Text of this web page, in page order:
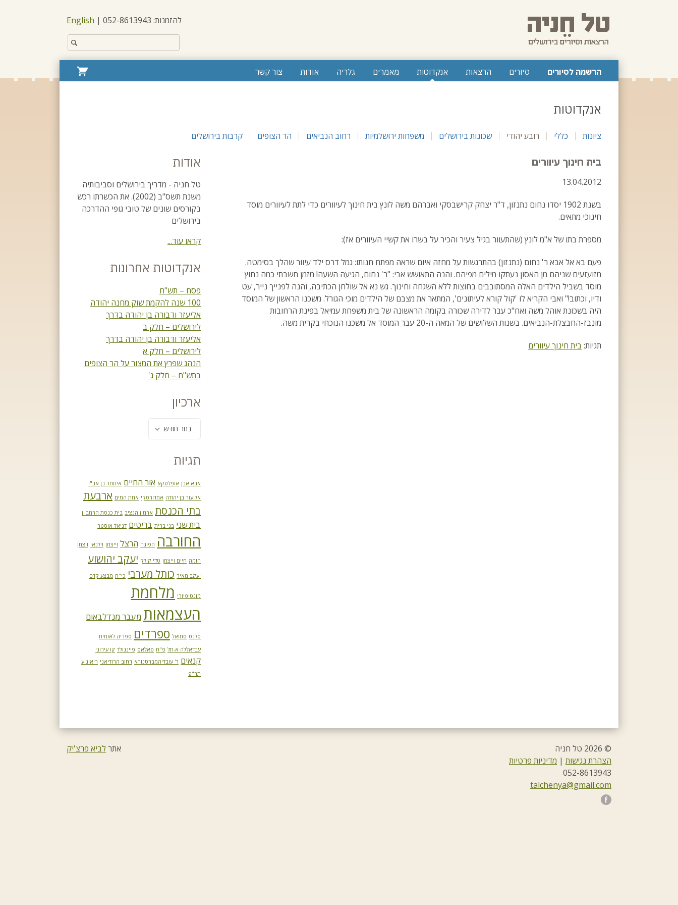
להזמנות: 052-8613943 |
English
באתר:
הרשמה לסיורים סיורים הרצאות אנקדוטות מאמרים גלריה אודות צור קשר
עגלת
אנקדוטות
ציונות כללי רובע יהודי שכונות בירושלים משפחות ירושלמיות רחוב הנביאים הר הצופים קרבות בירושלים
בית חינוך עיוורים
13.04.2012
בשנת 1902 יסדו נחום נתנזון, ד"ר יצחק קרישבסקי ואברהם משה לונץ בית חינוך לעיוורים כדי לתת לעיוורים מוסד
חינוכי מתאים.
מספרת בתו של א"מ לונץ (שהתעוור בגיל צעיר והכיר על בשרו את קשיי העיוורים אז):
פעם בא אל אבא ר' נחום (נתנזון) בהתרגשות על מחזה איום שראה מפתח חנותו: גמל דרס ילד עיוור שהלך בסימטה.
מזועזעים שניהם מן האסון נעתקו מילים מפיהם. והנה התאושש אבי: "ר' נחום, הגיעה השעה! מזמן חשבתי כמה נחוץ
מוסד בשביל הילדים האלה המסתובבים בחוצות ללא השגחה וחינוך. גש נא אל שולחן הכתיבה, והנה לפנייך נייר, עט
ודיו, וכתוב!" ואבי הקריא לו 'קול קורא לעיתונים', המתאר את מצבם של הילדים מוכי הגורל. משכנו הראשון של המוסד
היה בשכונת אוהל משה ואח"כ עבר לדירה שכורה בקומה הראשונה של בית משפחת עמיאל בפינת הרחובות
מונבז-החבצלת-הנביאים. בשנות השלושים של המאה ה-20 עבר המוסד אל משכנו הנוכחי בקרית משה.
תגיות: בית חינוך עיוורים
אודות
טל חניה - מדריך בירושלים וסביבותיה
משנת תשס"ב (2002). את הכשרתו רכש
בקורסים שונים של טובי גופי ההדרכה
בירושלים
קראו עוד...
אנקדוטות אחרונות
פסח – תש"ח
100 שנה להקמת שוק מחנה יהודה
אליעזר ודבורה בן יהודה בדרך
לירושלים – חלק ב
אליעזר ודבורה בן יהודה בדרך
לירושלים – חלק א
הנהג שפרץ את המצור על הר הצופים
בתש"ח – חלק ג'
ארכיון
בחר חודש
תגיות
אבא אבן אופלטקא אור החיים איתמר בן אב"י
אליעזר בן יהודה אמדורסקי אמת המים ארבעת
בתי הכנסת ארמון הנציב בית כנסת הרמב"ן
בית שני בני ברית בריטים דניאל אוסטר
החורבה הפוגה הרצל וייצמן וילנאי ויצמן
חומה חיים וייצמן טדי קולק יעקב יהושוע
יעקב מאיר כותל מערבי כי"ח מבצע קדם
מונטיפיורי מלחמת
העצמאות מעבר מנדלבאום
סלנט סמואל ספרדים ספריה לאומית
עבדאללה א-תל פ"ח פאלאס פיינגולד קו עירוני
קנאים ר' עובדיהמברטנורא רחוב הרודיאני ריאונוע
תר"פ
© 2026 טל חניה
הצהרת נגישות | מדיניות פרטיות
052-8613943
talchenya@gmail.com
אתרלביא פרצ'יק